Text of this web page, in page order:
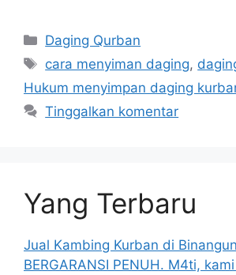
Daging Qurban
cara menyiman daging,
Hukum menyimpan daging
Tinggalkan komentar
Yang Terbaru
Jual Kambing Kurban di
BERGARANSI PENUH. M4ti,